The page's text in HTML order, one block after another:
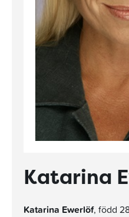
Katarina
Katarina Ewerlöf, född